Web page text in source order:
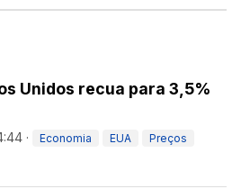
Unidos recua para 3,5%
· Economia EUA Preços